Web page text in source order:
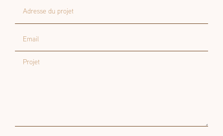
Adresse du projet
Email
Projet